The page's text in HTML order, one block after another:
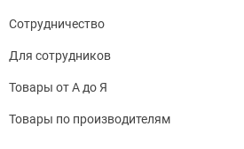
Сотрудничество
Для сотрудников
Товары от А до Я
Товары по производителям